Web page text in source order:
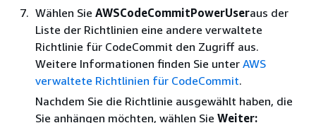
Wählen Sie AWSCodeCommitPowerUseraus der
Liste der Richtlinien eine andere verwaltete
Richtlinie für CodeCommit den Zugriff aus.
Weitere Informationen finden Sie unter AWS
verwaltete Richtlinien für CodeCommit.
Nachdem Sie die Richtlinie ausgewählt haben, die
Sie anhängen möchten, wählen Sie Weiter: